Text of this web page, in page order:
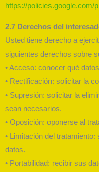
https://policies.google.com/
2.7 Derechos del
Usted tiene derecho a
siguientes derechos sobre
• Acceso: conocer qué
• Rectificación: solicitar la
• Supresión: solicitar la
sean necesarios.
• Oposición: oponerse al
• Limitación del
datos.
• Portabilidad: recibir sus